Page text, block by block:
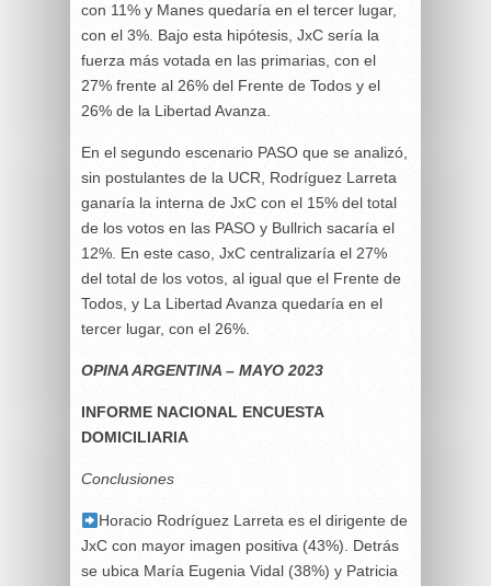
con 11% y Manes quedaría en el tercer lugar,
con el 3%. Bajo esta hipótesis, JxC sería la
fuerza más votada en las primarias, con el
27% frente al 26% del Frente de Todos y el
26% de la Libertad Avanza.
En el segundo escenario PASO que se analizó,
sin postulantes de la UCR, Rodríguez Larreta
ganaría la interna de JxC con el 15% del total
de los votos en las PASO y Bullrich sacaría el
12%. En este caso, JxC centralizaría el 27%
del total de los votos, al igual que el Frente de
Todos, y La Libertad Avanza quedaría en el
tercer lugar, con el 26%.
OPINA ARGENTINA – MAYO 2023
INFORME NACIONAL ENCUESTA
DOMICILIARIA
Conclusiones
Horacio Rodríguez Larreta es el dirigente de
JxC con mayor imagen positiva (43%). Detrás
se ubica María Eugenia Vidal (38%) y Patricia